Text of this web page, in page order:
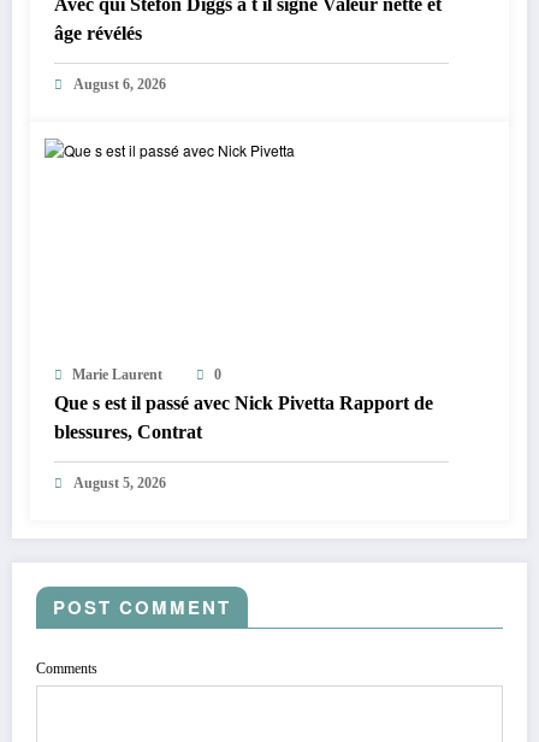
Avec qui Stefon Diggs a t il signé Valeur nette et
âge révélés
August 6, 2026
Marie Laurent 0
Que s est il passé avec Nick Pivetta Rapport de
blessures, Contrat
August 5, 2026
POST COMMENT
Comments